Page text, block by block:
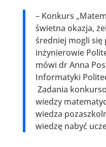
– Konkurs
świetna okazja,
średniej mogli się
inżynierowie
mówi dr Anna
Informatyki
Zadania
wiedzy
wiedza
wiedzę nabyć